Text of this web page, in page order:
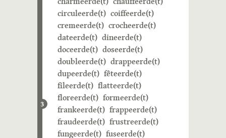
3
circuleerde(t) coiffeerde(t)
cremeerde(t) crocheerde(t)
dateerde(t) dineerde(t)
doceerde(t) doseerde(t)
doubleerde(t) drappeerde(t)
dupeerde(t) fêteerde(t)
fileerde(t) flatteerde(t)
floreerde(t) formeerde(t)
frankeerde(t) frappeerde(t)
fraudeerde(t) frustreerde(t)
fungeerde(t) fuseerde(t)